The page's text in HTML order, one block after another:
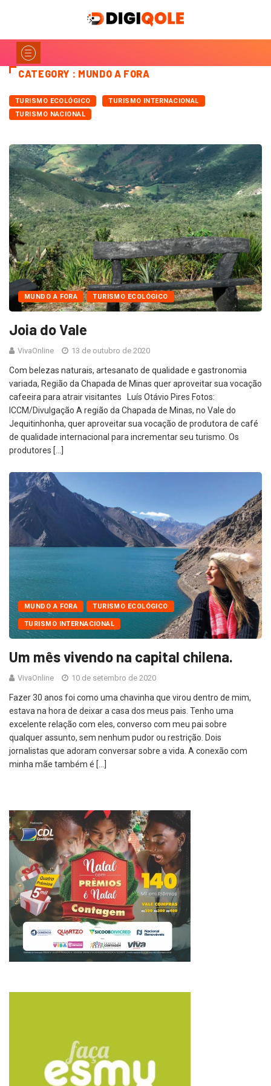
CATEGORY : MUNDO A FORA
TURISMO ECOLÓGICO
TURISMO INTERNACIONAL
TURISMO NACIONAL
MUNDO A FORA TURISMO ECOLÓGICO
Joia do Vale
VivaOnline 13 de outubro de 2020
Com belezas naturais, artesanato de qualidade e gastronomia
variada, Região da Chapada de Minas quer aproveitar sua vocação
cafeeira para atrair visitantes Luís Otávio Pires Fotos:
ICCM/Divulgação A região da Chapada de Minas, no Vale do
Jequitinhonha, quer aproveitar sua vocação de produtora de café
de qualidade internacional para incrementar seu turismo. Os
produtores […]
MUNDO A FORA TURISMO ECOLÓGICO
TURISMO INTERNACIONAL
Um mês vivendo na capital chilena.
VivaOnline 10 de setembro de 2020
Fazer 30 anos foi como uma chavinha que virou dentro de mim,
estava na hora de deixar a casa dos meus pais. Tenho uma
excelente relação com eles, converso com meu pai sobre
qualquer assunto, sem nenhum pudor ou restrição. Dois
jornalistas que adoram conversar sobre a vida. A conexão com
minha mãe também é […]